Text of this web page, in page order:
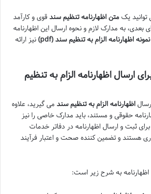
توانید یکمتن اظهارنامه تنظیم سندقوی و کارآمد
به مدارک لازم و نحوه ارسال این اظهارنامه
نمونه اظهارنامه الزام به تنظیم سند (pdf)
نیز ارائه
ارسال اظهارنامه الزام به تنظیم
اظهارنامه الزام به تنظیم سند می گیرید، علاوه
حقوقی و مستند، باید مدارک خاصی را نیز
ثبت و ارسال اظهارنامه در دفاتر خدمات
هستند و تضمین کننده صحت و اعتبار فرآیند
اظهارنامه به شرح زیر است: